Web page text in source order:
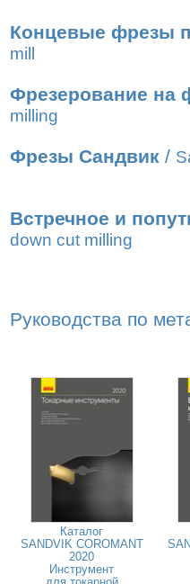
Концевые фрезы
mill
Фрезерование на
milling
Фрезы Сандвик /
Встречное и
down cut milling
Руководства по
Каталог
SANDVIK COROMANT
2020
Инструмент